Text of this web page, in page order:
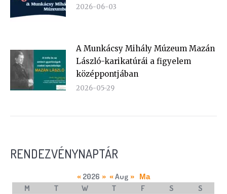
2026-06-03
A Munkácsy Mihály Múzeum Mazán
László-karikatúrái a figyelem
középpontjában
2026-05-29
RENDEZVÉNYNAPTÁR
« 2026 » « Aug » Ma
M T W T F S S